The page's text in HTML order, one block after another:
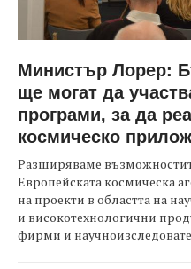
Министър Лорер:
ще могат да
програми, за да
космическо
Разширяваме
Европейската космическа
на проекти в областта на
и високотехнологични
фирми и